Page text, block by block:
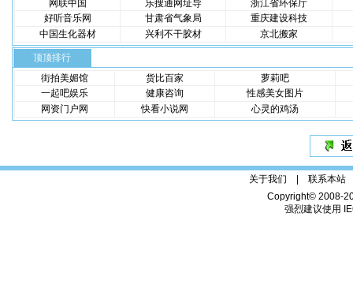
网联中国
乐搜通网址导
浙江省环保厅
好听音乐网
甘肃省气象局
重庆建设科技
中国生化器材
兴利不干胶材 京北搬家
顶顶排行
街拍美媚馆
货比百家
萝莉吧
一起吧娱乐
健康咨询
性感美女图片
网资门户网
快看小说网 心灵的鸡汤
关于我们 | 联系本站
Copyright© 2008-
强烈建议使用